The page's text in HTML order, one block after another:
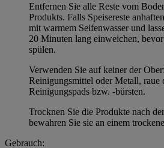
Entfernen Sie alle Reste vom
Produkts. Falls Speisereste
mit warmem Seifenwasser und
20 Minuten lang einweichen,
spülen.
Verwenden Sie auf keiner der
Reinigungsmittel oder Metall, raue
Reinigungspads bzw. -bürsten.
Trocknen Sie die Produkte nach
bewahren Sie sie an einem
Gebrauch: